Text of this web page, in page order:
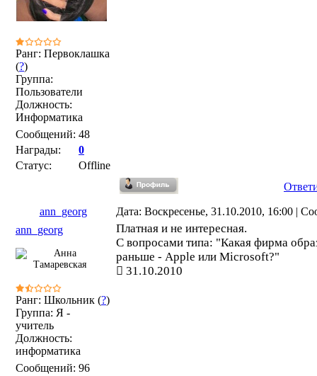
Ранг: Первоклашка
(?)
Группа:
Пользователи
Должность:
Информатика
Сообщений: 48
Награды:
0
Статус:
Offline
ann_georg
Дата: Воскресенье, 31.10.2010, 16:00 |
ann_georg
Ранг: Школьник (?)
Группа: Я -
учитель
Должность:
информатика
Сообщений: 96
Платная и не интересная.
С вопросами типа: "Какая фирма
раньше - Apple или Microsoft?"
31.10.2010